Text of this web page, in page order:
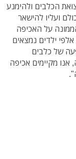
הכלבים ולהימנע
ועליו להישאר
על האכיפה
ילדים נמצאים
של כלבים
מקיימים אכיפה